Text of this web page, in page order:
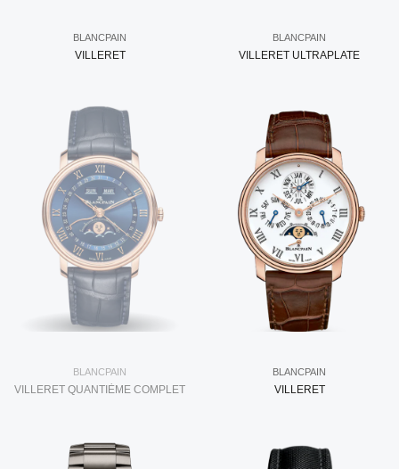
BLANCPAIN
VILLERET
BLANCPAIN
VILLERET ULTRAPLATE
BLANCPAIN
VILLERET QUANTIÈME COMPLET
BLANCPAIN
VILLERET